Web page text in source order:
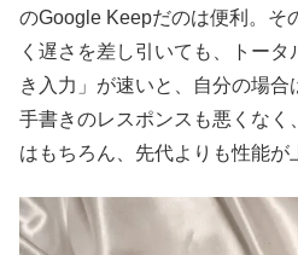
のGoogle Keepだのは便利。そ
く遅さを差し引いても、トー
き入力」が速いと、自分の場合
手書きのレスポンスも悪くな
はもちろん、先代よりも性能が